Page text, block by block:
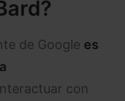
de Google es
con